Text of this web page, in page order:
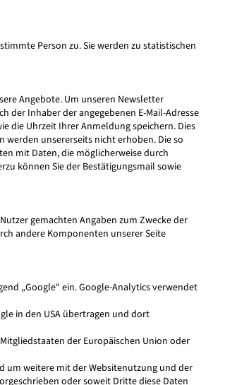
Person zu. Sie werden zu statistischen
Angebote. Um unseren Newsletter
der Inhaber der angegebenen E-Mail-Adresse
die Uhrzeit Ihrer Anmeldung speichern. Dies
werden unsererseits nicht erhoben. Die so
mit Daten, die möglicherweise durch
können Sie der Bestätigungsmail sowie
gemachten Angaben zum Zwecke der
andere Komponenten unserer Seite
„Google“ ein. Google-Analytics verwendet
in den USA übertragen und dort
der Europäischen Union oder
um weitere mit der Websitenutzung und der
oder soweit Dritte diese Daten